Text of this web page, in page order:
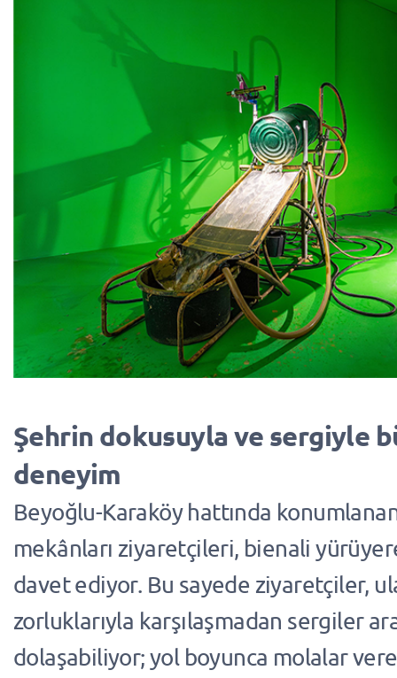
Şehrin dokusuyla ve sergiyle
deneyim
Beyoğlu-Karaköy hattında
mekânları ziyaretçileri, bienali
davet ediyor. Bu sayede ziyaretçiler,
zorluklarıyla karşılaşmadan sergiler
dolaşabiliyor; yol boyunca molalar